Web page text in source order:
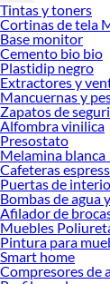
Tintas y toners
Cortinas de tela
Base monitor
Cemento bio bio
Plastidip negro
Extractores y
Mancuernas y
Zapatos de
Alfombra vinilica
Presostato
Melamina blanca
Cafeteras
Puertas de
Bombas de agua
Afilador de
Muebles
Pintura para
Smart home
Compresores de